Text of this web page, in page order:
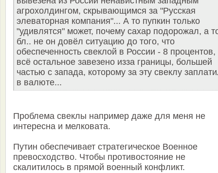
агрохолдингом, скрывающимся за "Русская
элеваторная компания"... А то пупкин только
"удивлятся" может, почему сахар подорожал, а
бл.. не он довёл ситуацию до того, что
обеспеченность свеклой в России - 8 процентов,
всё остальное завезено изза границы, большей
частью с запада, которому за эту свеклу
в валюте...
Проблема свеклы например даже для меня не
интересна и мелковата.
Путин обеспечивает стратегическое Военное
превосходство. Чтобы противостояние не
скалитилось в прямой военный конфликт.